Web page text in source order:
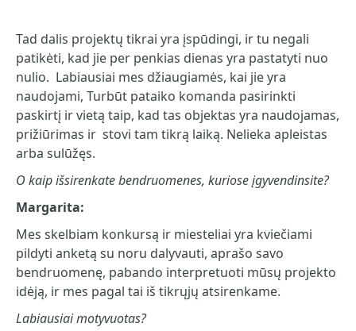
Tad dalis projektų tikrai yra įspūdingi, ir tu negali
patikėti, kad jie per penkias dienas yra pastatyti nuo
nulio. Labiausiai mes džiaugiamės, kai jie yra
naudojami, Turbūt pataiko komanda pasirinkti
paskirtį ir vietą taip, kad tas objektas yra naudojamas,
prižiūrimas ir stovi tam tikrą laiką. Nelieka apleistas
arba sulūžęs.
O kaip išsirenkate bendruomenes, kuriose įgyvendinsite?
Margarita:
Mes skelbiam konkursą ir miesteliai yra kviečiami
pildyti anketą su noru dalyvauti, aprašo savo
bendruomenę, pabando interpretuoti mūsų projekto
idėją, ir mes pagal tai iš tikrųjų atsirenkame.
Labiausiai motyvuotas?